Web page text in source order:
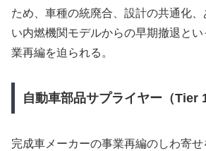
ため、車種の統廃合、設計の共通化
い内燃機関モデルからの早期撤退と
業再編を迫られる。
自動車部品サプライヤー（Tier
完成車メーカーの事業再編のしわ寄